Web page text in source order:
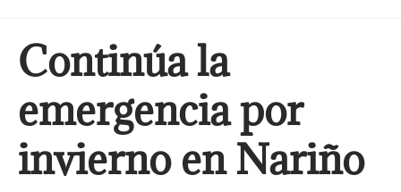
Continúa la
emergencia por
invierno en Nariño